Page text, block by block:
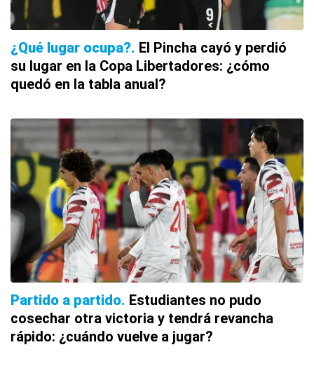
¿Qué lugar ocupa? El Pincha cayó y perdió
su lugar en la Copa Libertadores: ¿cómo
quedó en la tabla anual?
Partido a partido Estudiantes no pudo
cosechar otra victoria y tendrá revancha
rápido: ¿cuándo vuelve a jugar?